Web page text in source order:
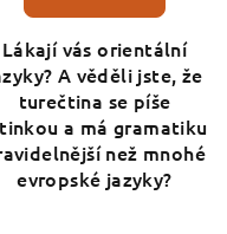
Lákají vás orientální
A věděli jste, že
turečtina se píše
a má gramatiku
než mnohé
evropské jazyky?